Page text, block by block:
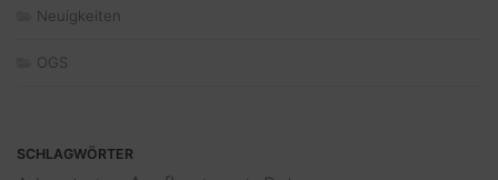
Neuigkeiten
OGS
SCHLAGWÖRTER